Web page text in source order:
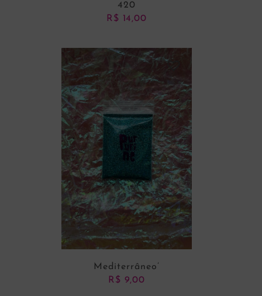
ADICIONAR AO CARRINHO
420
R$ 14,00
Mediterrâneo’
R$ 9,00